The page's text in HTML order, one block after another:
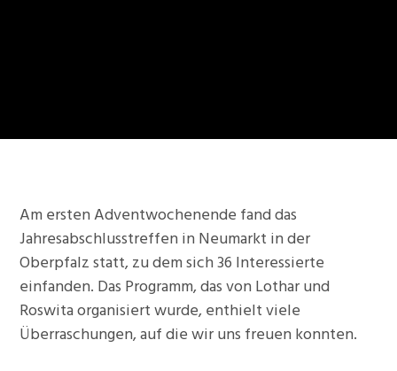
Am ersten Adventwochenende fand das
Jahresabschlusstreffen in Neumarkt in der
Oberpfalz statt, zu dem sich 36 Interessierte
einfanden. Das Programm, das von Lothar und
Roswita organisiert wurde, enthielt viele
Überraschungen, auf die wir uns freuen konnten.